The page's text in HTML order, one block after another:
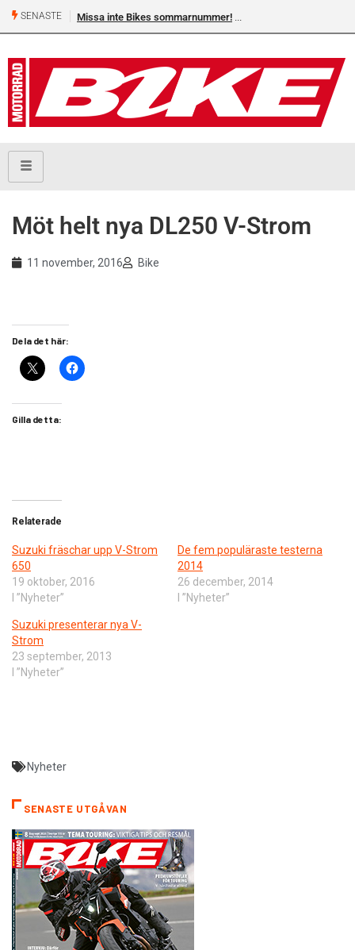
SENASTE Missa inte Bikes sommarnummer!
Möt helt nya DL250 V-Strom
11 november, 2016 Bike
Dela det här:
Gilla detta:
Relaterade
Suzuki fräschar upp V-Strom
650
19 oktober, 2016
I ”Nyheter”
De fem populäraste testerna
2014
26 december, 2014
I ”Nyheter”
Suzuki presenterar nya V-
Strom
23 september, 2013
I ”Nyheter”
Nyheter
SENASTE UTGÅVAN